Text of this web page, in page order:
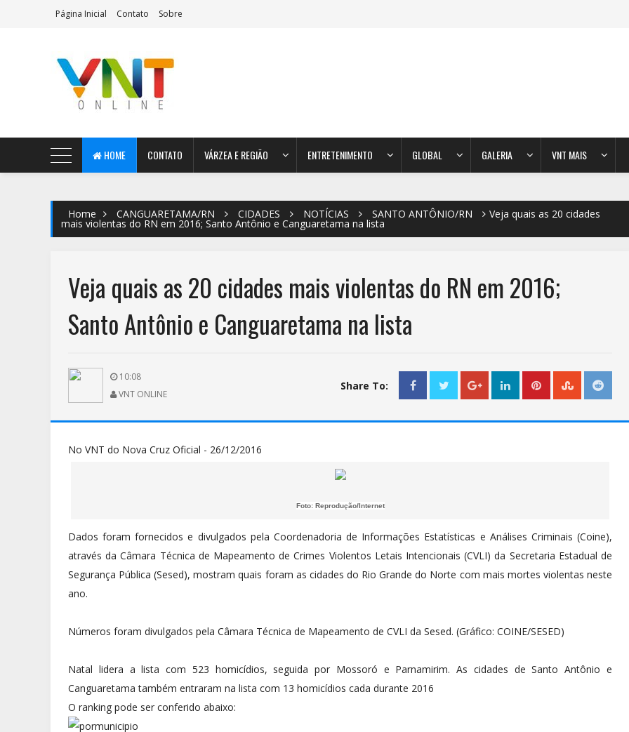
Página Inicial Contato Sobre
AeroMag Blogger Template
HOME CONTATO VÁRZEA E REGIÃO ENTRETENIMENTO GLOBAL GALERIA VNT MAIS
Home CANGUARETAMA/RN CIDADES NOTÍCIAS SANTO ANTÔNIO/RN Veja quais as 20 cidades
mais violentas do RN em 2016; Santo Antônio e Canguaretama na lista
Veja quais as 20 cidades mais violentas do RN em 2016;
Santo Antônio e Canguaretama na lista
10:08
VNT ONLINE
Share To:
No VNT do Nova Cruz Oficial - 26/12/2016
Foto: Reprodução/Internet
Dados foram fornecidos e divulgados pela Coordenadoria de Informações Estatísticas e Análises Criminais (Coine),
através da Câmara Técnica de Mapeamento de Crimes Violentos Letais Intencionais (CVLI) da Secretaria Estadual de
Segurança Pública (Sesed), mostram quais foram as cidades do Rio Grande do Norte com mais mortes violentas neste
ano.
Números foram divulgados pela Câmara Técnica de Mapeamento de CVLI da Sesed. (Gráfico: COINE/SESED)
Natal lidera a lista com 523 homicídios, seguida por Mossoró e Parnamirim. As cidades de Santo Antônio e
Canguaretama também entraram na lista com 13 homicídios cada durante 2016
O ranking pode ser conferido abaixo: